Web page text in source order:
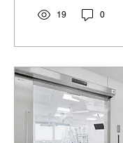
19 0